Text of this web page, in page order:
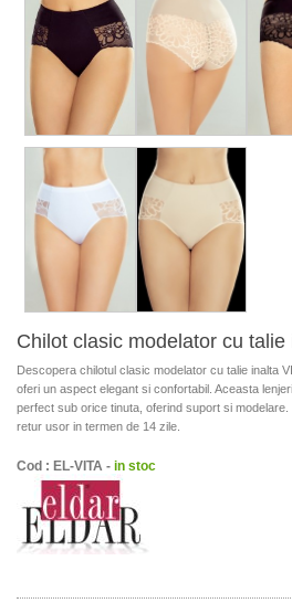
Chilot clasic modelator cu talie
Descopera chilotul clasic modelator cu talie inalta
oferi un aspect elegant si confortabil. Aceasta
perfect sub orice tinuta, oferind suport si
retur usor in termen de 14 zile.
Cod : EL-VITA - in stoc